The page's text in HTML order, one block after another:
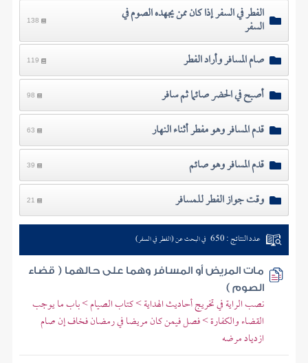
الفطر في السفر إذا كان ممن يجهده الصوم في
السفر 138
صام المسافر وأراد الفطر 119
أصبح في الحضر صائما ثم سافر 98
قدم المسافر وهو مفطر أثناء النهار 63
قدم المسافر وهو صائم 39
وقت جواز الفطر للمسافر 21
عدد النتائج : 650 في البحث عن (الفطر في السفر)
مات المريض أو المسافر وهما على حالهما ( قضاء
الصوم )
نصب الراية في تخريج أحاديث الهداية > كتاب الصيام > باب ما يوجب
القضاء والكفارة > فصل فيمن كان مريضا في رمضان فخاف إن صام
ازدياد مرضه